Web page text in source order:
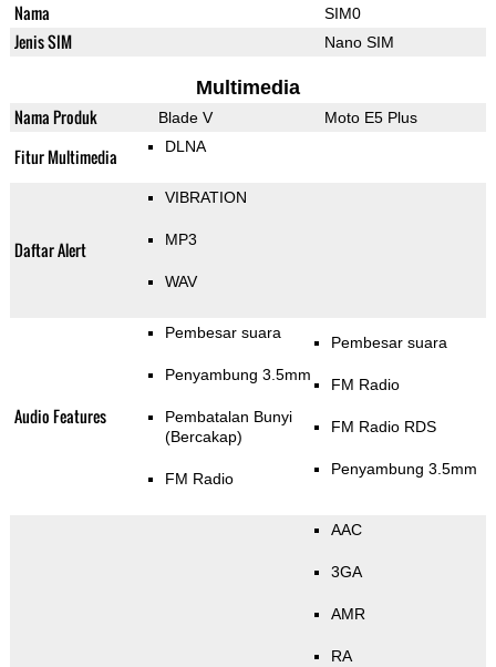
Nama SIM0
Jenis SIM Nano SIM
Multimedia
Nama Produk Blade V Moto E5 Plus
Fitur Multimedia DLNA
Daftar Alert
VIBRATION
MP3
WAV
Audio Features
Pembesar suara
Penyambung 3.5mm
Pembatalan Bunyi
(Bercakap)
FM Radio
Pembesar suara
FM Radio
FM Radio RDS
Penyambung 3.5mm
AAC
3GA
AMR
RA